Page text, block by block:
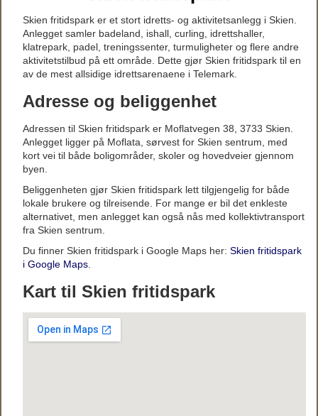
Skien fritidspark er et stort idretts- og aktivitetsanlegg i Skien.
Anlegget samler badeland, ishall, curling, idrettshaller,
klatrepark, padel, treningssenter, turmuligheter og flere andre
aktivitetstilbud på ett område. Dette gjør Skien fritidspark til en
av de mest allsidige idrettsarenaene i Telemark.
Adresse og beliggenhet
Adressen til Skien fritidspark er Moflatvegen 38, 3733 Skien.
Anlegget ligger på Moflata, sørvest for Skien sentrum, med
kort vei til både boligområder, skoler og hovedveier gjennom
byen.
Beliggenheten gjør Skien fritidspark lett tilgjengelig for både
lokale brukere og tilreisende. For mange er bil det enkleste
alternativet, men anlegget kan også nås med kollektivtransport
fra Skien sentrum.
Du finner Skien fritidspark i Google Maps her: Skien fritidspark
i Google Maps
Kart til Skien fritidspark